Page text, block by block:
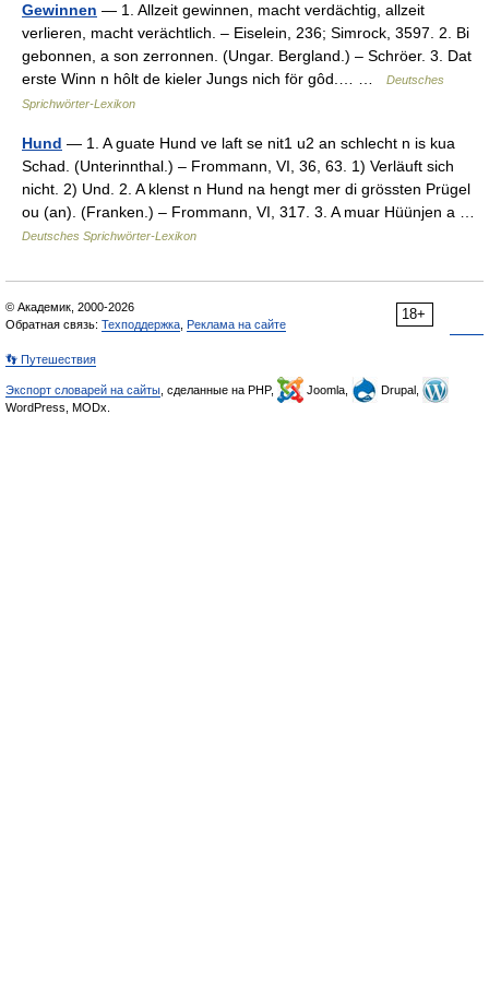
Gewinnen — 1. Allzeit gewinnen, macht verdächtig, allzeit
verlieren, macht verächtlich. – Eiselein, 236; Simrock, 3597. 2. Bi
gebonnen, a son zerronnen. (Ungar. Bergland.) – Schröer. 3. Dat
erste Winn n hôlt de kieler Jungs nich för gôd.… …
Deutsches
Sprichwörter-Lexikon
Hund — 1. A guate Hund ve laft se nit1 u2 an schlecht n is kua
Schad. (Unterinnthal.) – Frommann, VI, 36, 63. 1) Verläuft sich
nicht. 2) Und. 2. A klenst n Hund na hengt mer di grössten Prügel
ou (an). (Franken.) – Frommann, VI, 317. 3. A muar Hüünjen a …
Deutsches Sprichwörter-Lexikon
18+
© Академик, 2000-2026
Обратная связь: Техподдержка Реклама на сайте
👣 Путешествия
Экспорт словарей на сайты , сделанные на PHP, Joomla,
Drupal,
WordPress, MODx.